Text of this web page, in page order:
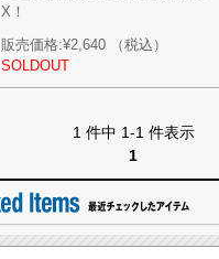
X！
販売価格:¥2,640
（税込）
SOLDOUT
1 件中 1-1 件表示
1